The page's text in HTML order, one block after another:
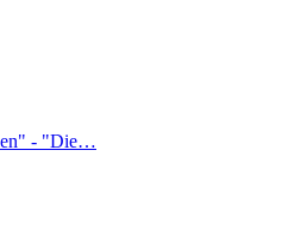
- "Die…